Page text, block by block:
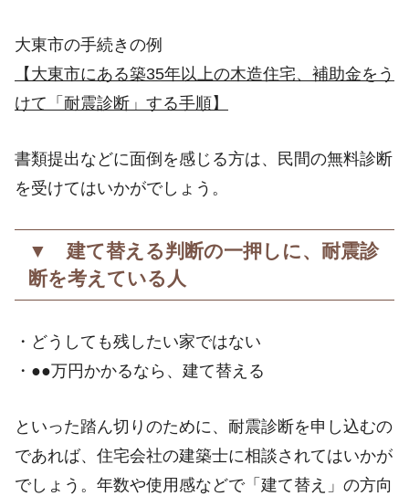
大東市の手続きの例
【大東市にある築35年以上の木造住宅、補助金をう
けて「耐震診断」する手順】
書類提出などに面倒を感じる方は、民間の無料診断
を受けてはいかがでしょう。
▼ 建て替える判断の一押しに、耐震診
断を考えている人
・どうしても残したい家ではない
・●●万円かかるなら、建て替える
といった踏ん切りのために、耐震診断を申し込むの
であれば、住宅会社の建築士に相談されてはいかが
でしょう。年数や使用感などで「建て替え」の方向